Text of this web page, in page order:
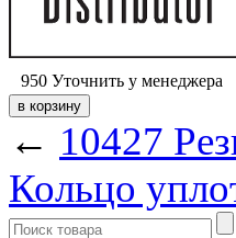
950 Уточнить у менеджера
← 10427
Кольцо